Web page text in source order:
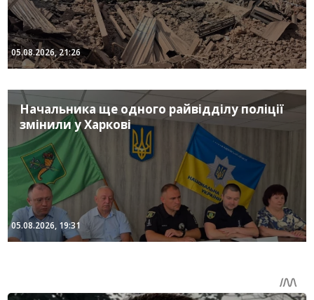
05.08.2026, 21:26
Начальника ще одного райвідділу поліції
змінили у Харкові
05.08.2026, 19:31